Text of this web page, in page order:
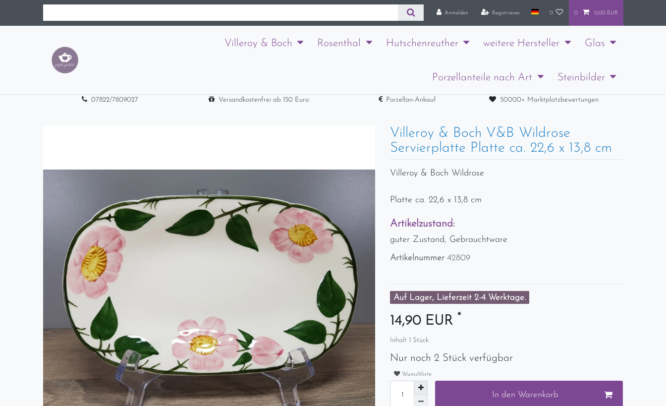
Anmelden Registrieren 0 0 0,00 EUR
Villeroy & Boch Rosenthal Hutschenreuther weitere Hersteller Glas
Porzellanteile nach Art Steinbilder
07822/7809027 Versandkostenfrei ab 150 Euro Porzellan-Ankauf 50000+ Marktplatzbewertungen
Villeroy & Boch V&B Wildrose
Servierplatte Platte ca. 22,6 x 13,8 cm
Villeroy & Boch Wildrose
Platte ca. 22,6 x 13,8 cm
Artikelzustand:
guter Zustand, Gebrauchtware
Artikelnummer 42809
Auf Lager, Lieferzeit 2-4 Werktage.
14,90 EUR *
Inhalt 1 Stück
Nur noch 2 Stück verfügbar
Wunschliste
In den Warenkorb